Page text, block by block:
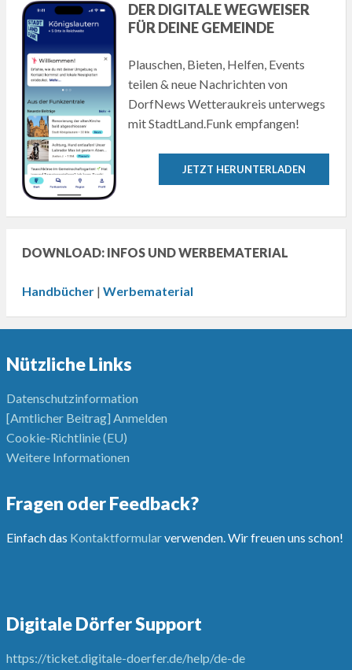
DER DIGITALE WEGWEISER
FÜR DEINE GEMEINDE
Plauschen, Bieten, Helfen, Events
teilen & neue Nachrichten von
DorfNews Wetteraukreis unterwegs
mit StadtLand.Funk empfangen!
JETZT HERUNTERLADEN
DOWNLOAD: INFOS UND WERBEMATERIAL
Handbücher| Werbematerial
Nützliche Links
Datenschutzinformation
[Amtlicher Beitrag] Anmelden
Cookie-Richtlinie (EU)
Weitere Informationen
Fragen oder Feedback?
Einfach das Kontaktformularverwenden. Wir freuen uns schon!
Digitale Dörfer Support
https://ticket.digitale-doerfer.de/help/de-de